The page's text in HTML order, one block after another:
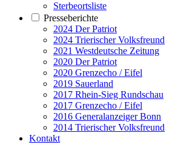
Sterbeortsliste
Presseberichte
2024 Der Patriot
2024 Trierischer Volksfreund
2021 Westdeutsche Zeitung
2020 Der Patriot
2020 Grenzecho / Eifel
2019 Sauerland
2017 Rhein-Sieg Rundschau
2017 Grenzecho / Eifel
2016 Generalanzeiger Bonn
2014 Trierischer Volksfreund
Kontakt